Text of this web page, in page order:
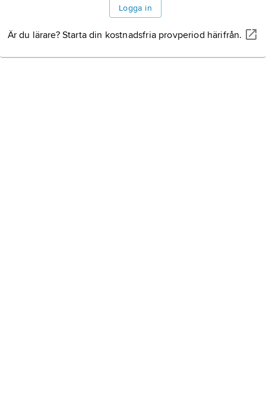
Logga in
Är du lärare? Starta din kostnadsfria provperiod härifrån.